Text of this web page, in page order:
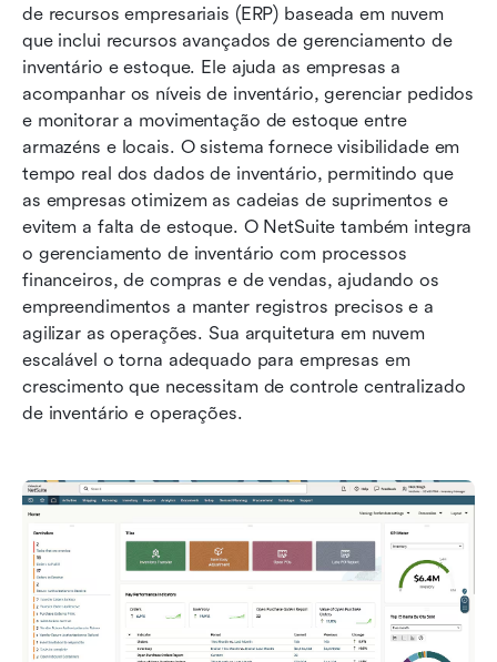
de recursos empresariais (ERP) baseada em nuvem
que inclui recursos avançados de gerenciamento de
inventário e estoque. Ele ajuda as empresas a
acompanhar os níveis de inventário, gerenciar pedidos
e monitorar a movimentação de estoque entre
armazéns e locais. O sistema fornece visibilidade em
tempo real dos dados de inventário, permitindo que
as empresas otimizem as cadeias de suprimentos e
evitem a falta de estoque. O NetSuite também integra
o gerenciamento de inventário com processos
financeiros, de compras e de vendas, ajudando os
empreendimentos a manter registros precisos e a
agilizar as operações. Sua arquitetura em nuvem
escalável o torna adequado para empresas em
crescimento que necessitam de controle centralizado
de inventário e operações.